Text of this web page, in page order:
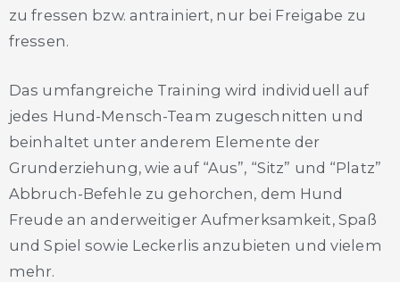
zu fressen bzw. antrainiert, nur bei Freigabe zu
fressen.
Das umfangreiche Training wird individuell auf
jedes Hund-Mensch-Team zugeschnitten und
beinhaltet unter anderem Elemente der
Grunderziehung, wie auf “Aus”, “Sitz” und “Platz”
Abbruch-Befehle zu gehorchen, dem Hund
Freude an anderweitiger Aufmerksamkeit, Spaß
und Spiel sowie Leckerlis anzubieten und vielem
mehr.